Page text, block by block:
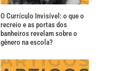
O Currículo Invisível: o que o
recreio e as portas dos
banheiros revelam sobre o
gênero na escola?